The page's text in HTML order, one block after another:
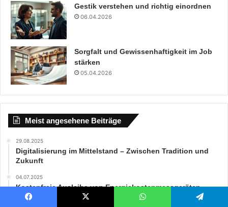
Gestik verstehen und richtig einordnen
06.04.2026
Sorgfalt und Gewissenhaftigkeit im Job
stärken
05.04.2026
Meist angesehene Beiträge
29.08.2025
Digitalisierung im Mittelstand – Zwischen Tradition und
Zukunft
04.07.2025
Kostenfreie Ausleihe von Energiekostenmessgeräten